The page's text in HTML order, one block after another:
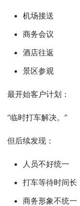
机场接送
商务会议
酒店往返
景区参观
最开始客户计划：
“临时打车解决。”
但后续发现：
人员不好统一
打车等待时间长
商务形象不统一